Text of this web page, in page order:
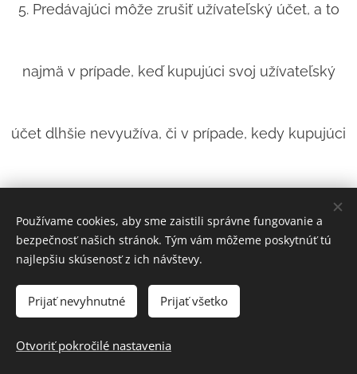
5. Predávajúci môže zrušiť užívateľský účet, a to
najmä v prípade, keď kupujúci svoj užívateľský
účet dlhšie nevyužíva, či v prípade, kedy kupujúci
obchodných podmienok.
Používame cookies, aby sme zaistili správne fungovanie a
bezpečnosť našich stránok. Tým vám môžeme poskytnúť tú
najlepšiu skúsenosť z ich návštevy.
Prijať nevyhnutné Prijať všetko
Otvoriť pokročilé nastavenia